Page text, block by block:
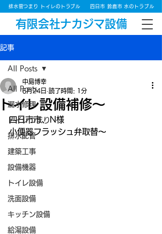
有限会社ナカジマ設備
排水管つまり トイレのトラブル 四日市 鈴鹿市 水のトラブル
記事
All Posts
漏水修理
トイレつまり
排水配管
建築工事
設備機器
トイレ設備
洗面設備
キッチン設備
給湯設備
All Posts
トイレ設備補修～
中島博幸
6月24日 読了時間: 1分
四日市市、N様
小便器フラッシュ弁取替～